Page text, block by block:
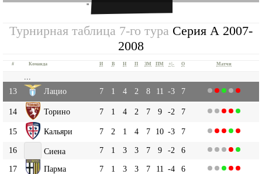
''
Турнирная таблица 7-го тура Серия А 2007-
2008
# Команда И В Н П ЗМ ПМ +|- О Матчи
13
Лацио 7 1 4 2 8 11 -3 7
14 Торино 7 1 4 2 7 9 -2 7
15 Кальяри 7 2 1 4 7 10 -3
7
16
Сиена 7 1 3 3 7 9 -2
6
17
Парма 7 1 3 3 7 11 -4 6